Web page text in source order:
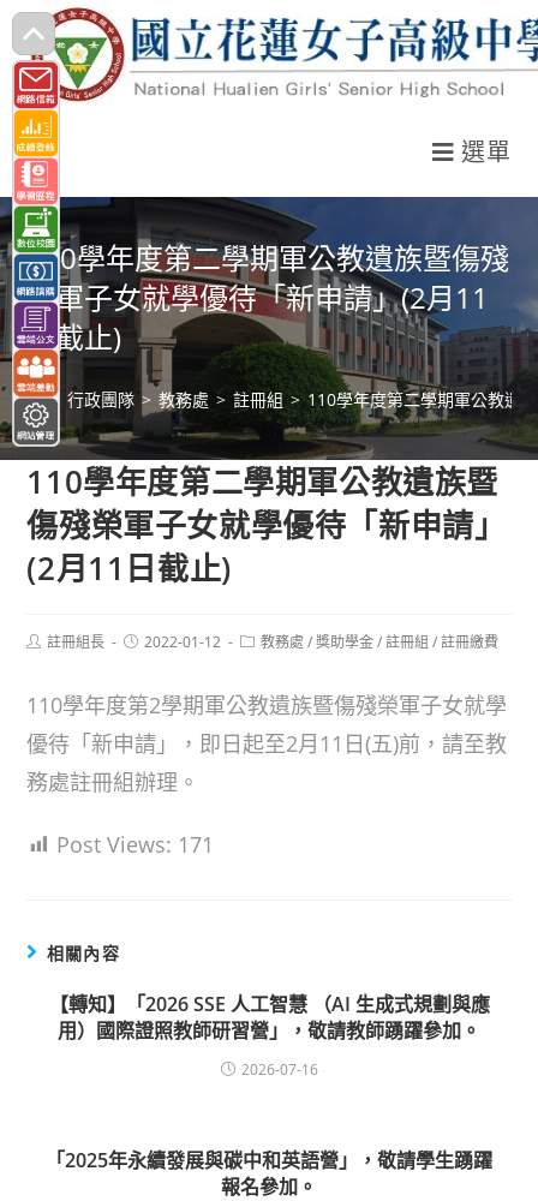
跳
轉
至
主
要
內
容
選單
110學年度第二學期軍公教遺族暨傷殘
榮軍子女就學優待「新申請」(2月11
日截止)
> 行政團隊 > 教務處 > 註冊組 > 110學年度第二學期軍公教遺
110學年度第二學期軍公教遺族暨
傷殘榮軍子女就學優待「新申請」
(2月11日截止)
Post註冊組長
Post2022-01-12
Post教務處 / 獎助學金 / 註冊組 / 註冊繳費
110學年度第2學期軍公教遺族暨傷殘榮軍子女就學
優待「新申請」，即日起至2月11日(五)前，請至教
務處註冊組辦理。
Post Views: 171
相關內容
【轉知】「2026 SSE 人工智慧 （AI 生成式規劃與應
用）國際證照教師研習營」，敬請教師踴躍參加。
2026-07-16
「2025年永續發展與碳中和英語營」，敬請學生踴躍
報名參加。